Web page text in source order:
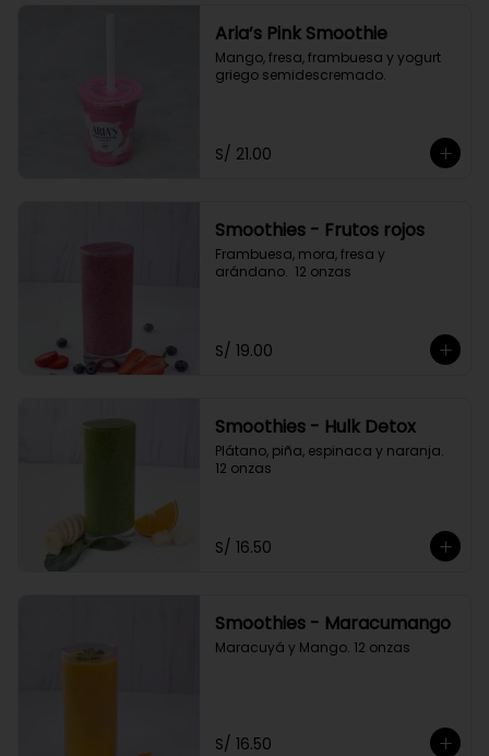
Aria’s Pink Smoothie
Mango, fresa, frambuesa y yogurt
griego semidescremado.
S/ 21.00
Smoothies - Frutos rojos
Frambuesa, mora, fresa y
arándano.  12 onzas
S/ 19.00
Smoothies - Hulk Detox
Plátano, piña, espinaca y naranja.
12 onzas
S/ 16.50
Smoothies - Maracumango
Maracuyá y Mango. 12 onzas
S/ 16.50